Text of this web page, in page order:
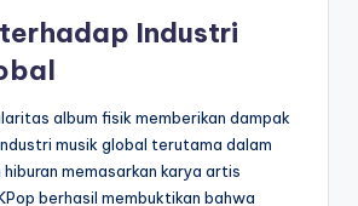
Industri
album fisik memberikan dampak
musik global terutama dalam
memasarkan karya artis
berhasil membuktikan bahwa